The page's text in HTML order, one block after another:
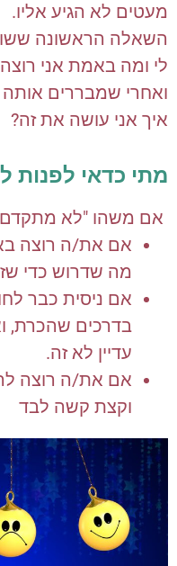
מעטים לא הגיע אליו.
השאלה הראשונה
לי ומה באמת אני
ואחרי שמבררים
איך אני עושה את זה?
מתי כדאי לפנות
אם משהו "לא מתקדם"
אם את/ה רוצה
מה שדרוש כדי
אם ניסית כבר
בדרכים שהכרת,
עדיין לא זה.
אם את/ה רוצה
וקצת קשה לבד